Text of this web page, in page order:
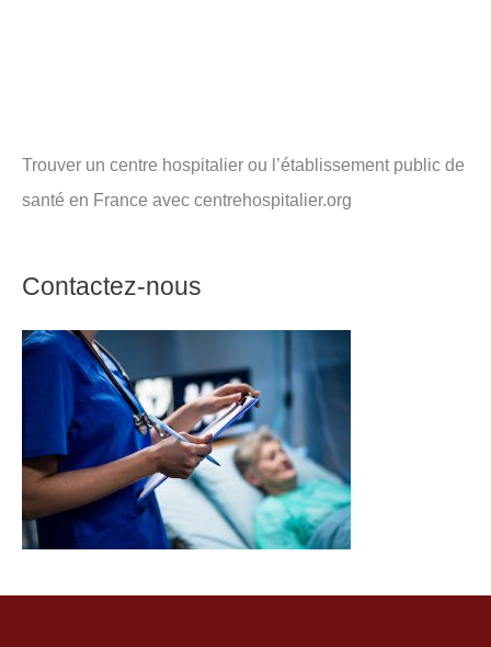
Trouver un centre hospitalier ou l’établissement public de
santé en France avec centrehospitalier.org
Contactez-nous